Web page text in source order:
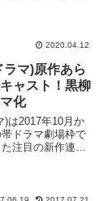
2020.04.12
ラマ)原作あら
ャスト！黒柳
化
)は2017年10月か
ドラマ劇場枠で
注目の新作連ド